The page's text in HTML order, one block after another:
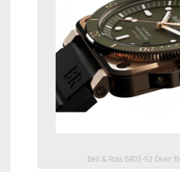
Bell & Ross BR03-92 Diver